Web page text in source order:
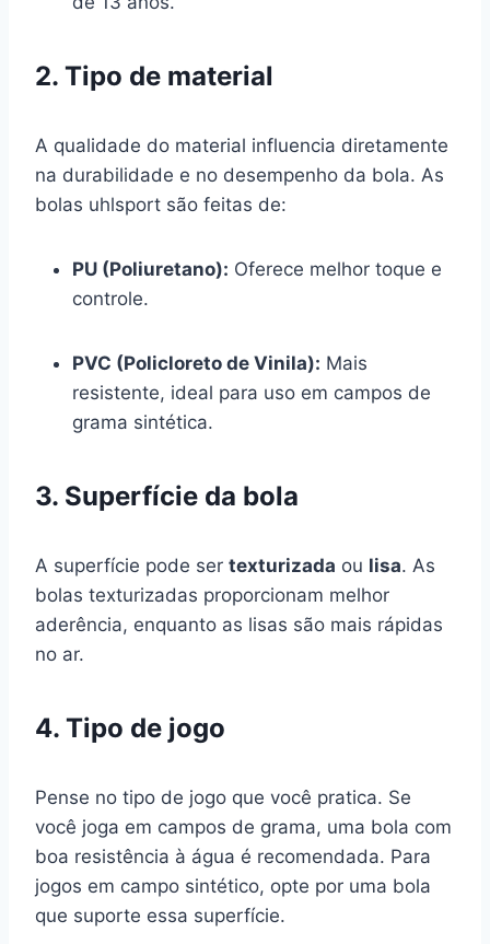
2. Tipo de material
A qualidade do material influencia diretamente
na durabilidade e no desempenho da bola. As
bolas uhlsport são feitas de:
PU (Poliuretano): Oferece melhor toque e
controle.
PVC (Policloreto de Vinila): Mais
resistente, ideal para uso em campos de
grama sintética.
3. Superfície da bola
A superfície pode ser texturizada ou lisa. As
bolas texturizadas proporcionam melhor
aderência, enquanto as lisas são mais rápidas
no ar.
4. Tipo de jogo
Pense no tipo de jogo que você pratica. Se
você joga em campos de grama, uma bola com
boa resistência à água é recomendada. Para
jogos em campo sintético, opte por uma bola
que suporte essa superfície.